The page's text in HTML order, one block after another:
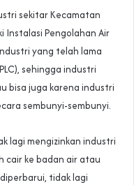
sekitar Kecamatan
Instalasi Pengolahan Air
yang telah lama
sehingga industri
bisa juga karena industri
sembunyi-sembunyi.
lagi mengizinkan industri
cair ke badan air atau
tidak lagi